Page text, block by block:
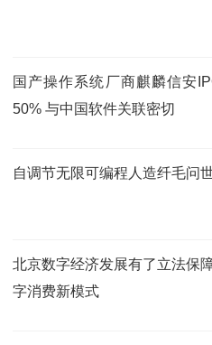
国产操作系统厂商麒麟信安
50% 与中国软件关联密切
自调节无限可编程人造纤毛问
北京数字经济发展有了立法保
字消费新模式